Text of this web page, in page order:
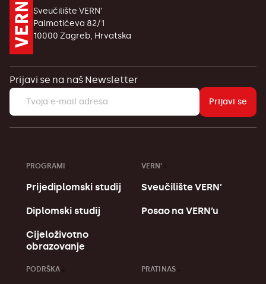
Sveučilište VERN’
Palmotićeva 82/1
10000 Zagreb, Hrvatska
Prijavi se na naš Newsletter
Prijavi se
PROGRAMI
Prijediplomski studij
Diplomski studij
Cijeloživotno
obrazovanje
VERN’
Sveučilište VERN’
Posao na VERN’u
PODRŠKA PRATI NAS